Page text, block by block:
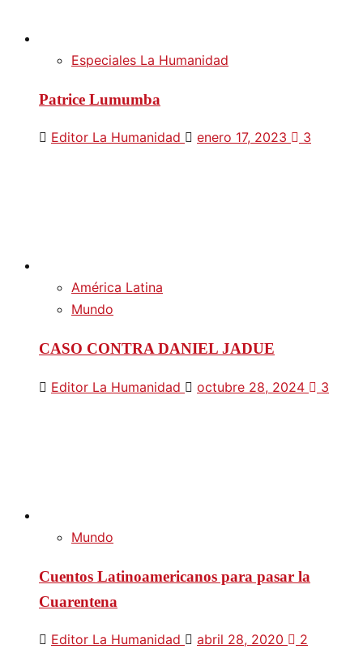
Especiales La Humanidad
Patrice Lumumba
Editor La Humanidad enero 17, 2023 3
América Latina
Mundo
CASO CONTRA DANIEL JADUE
Editor La Humanidad octubre 28, 2024 3
Mundo
Cuentos Latinoamericanos para pasar la
Cuarentena
Editor La Humanidad abril 28, 2020 2